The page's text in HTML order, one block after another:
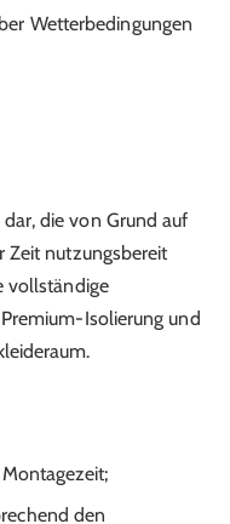
Wetterbedingungen
die von Grund auf
Zeit nutzungsbereit
vollständige
Isolierung und
den